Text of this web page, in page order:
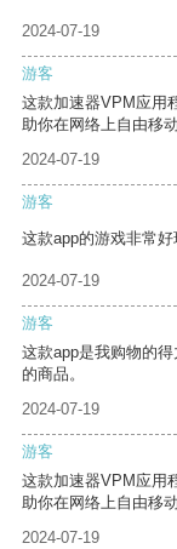
2024-07-19
游客
这款加速器VPM应用
助你在网络上自由移动
2024-07-19
游客
这款app的游戏非常好
2024-07-19
游客
这款app是我购物的
的商品。
2024-07-19
游客
这款加速器VPM应用
助你在网络上自由移动
2024-07-19